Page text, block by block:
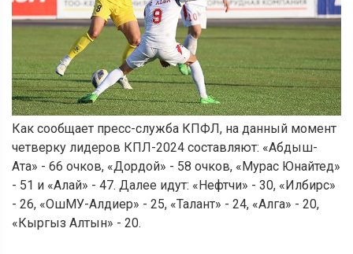
Как сообщает пресс-служба КПФЛ, на данный момент
четверку лидеров КПЛ-2024 составляют: «Абдыш-
Ата» - 66 очков, «Дордой» - 58 очков, «Мурас Юнайтед»
- 51 и «Алай» - 47. Далее идут: «Нефтчи» - 30, «Илбирс»
- 26, «ОшМУ-Алдиер» - 25, «Талант» - 24, «Алга» - 20,
«Кыргыз Алтын» - 20.